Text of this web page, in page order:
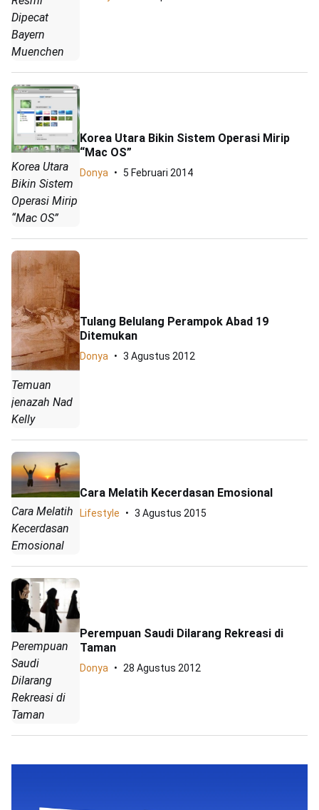
Dipecat
Bayern
Muenchen
Korea Utara
Bikin Sistem
Operasi Mirip
“Mac OS”
Korea Utara Bikin Sistem Operasi Mirip
“Mac OS”
Donya 5 Februari 2014
Temuan
jenazah Nad
Kelly
Tulang Belulang Perampok Abad 19
Ditemukan
Donya 3 Agustus 2012
Cara Melatih
Kecerdasan
Emosional
Cara Melatih Kecerdasan Emosional
Lifestyle 3 Agustus 2015
Perempuan
Saudi
Dilarang
Rekreasi di
Taman
Perempuan Saudi Dilarang Rekreasi di
Taman
Donya 28 Agustus 2012